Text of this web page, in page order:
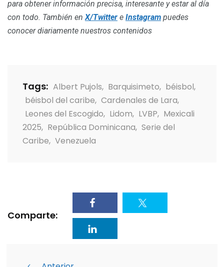
para obtener información precisa, interesante y estar al día
con todo. También enX/Twitter e Instagram puedes
conocer diariamente nuestros contenidos
Tags: Albert Pujols, Barquisimeto, béisbol,
béisbol del caribe, Cardenales de Lara,
Leones del Escogido, Lidom, LVBP, Mexicali
2025, República Dominicana, Serie del
Caribe, Venezuela
Comparte: